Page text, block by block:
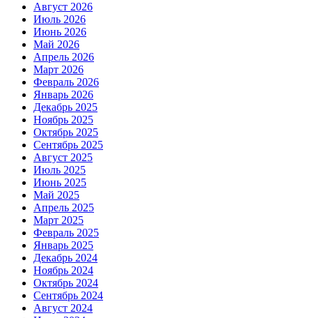
Август 2026
Июль 2026
Июнь 2026
Май 2026
Апрель 2026
Март 2026
Февраль 2026
Январь 2026
Декабрь 2025
Ноябрь 2025
Октябрь 2025
Сентябрь 2025
Август 2025
Июль 2025
Июнь 2025
Май 2025
Апрель 2025
Март 2025
Февраль 2025
Январь 2025
Декабрь 2024
Ноябрь 2024
Октябрь 2024
Сентябрь 2024
Август 2024